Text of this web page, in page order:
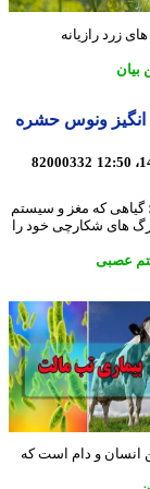
رازیانه
ونوس حشره
82000332
که مغز و سیستم
شکارچی خود را
و دام است که